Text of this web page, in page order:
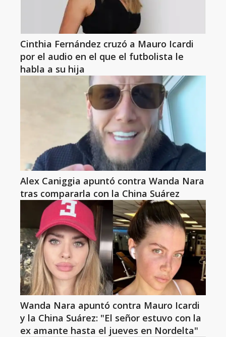
Cinthia Fernández cruzó a Mauro Icardi
por el audio en el que el futbolista le
habla a su hija
Alex Caniggia apuntó contra Wanda Nara
tras compararla con la China Suárez
Wanda Nara apuntó contra Mauro Icardi
y la China Suárez: "El señor estuvo con la
ex amante hasta el jueves en Nordelta"